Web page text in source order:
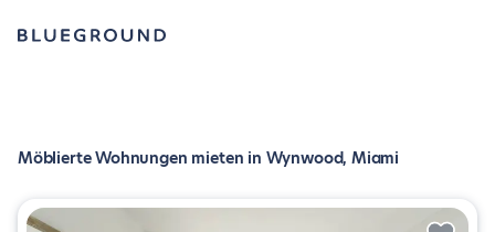
Möblierte Wohnungen mieten in Wynwood, Miami